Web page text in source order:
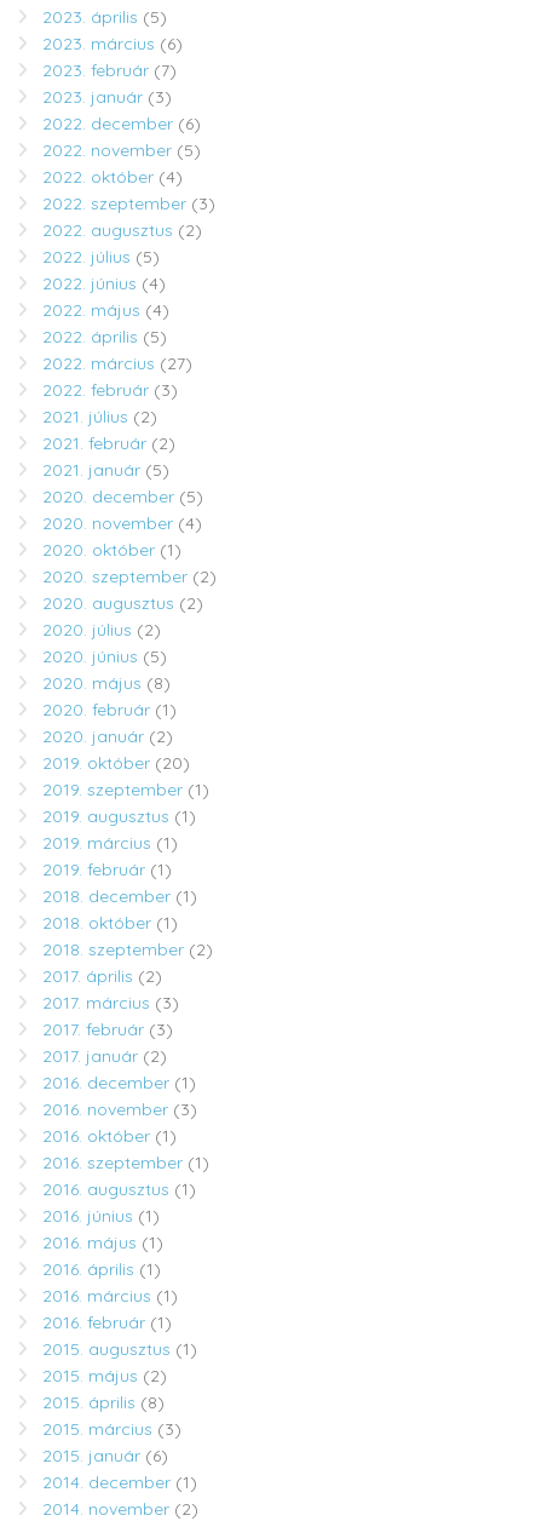
2023. április (5)
2023. március (6)
2023. február (7)
2023. január (3)
2022. december (6)
2022. november (5)
2022. október (4)
2022. szeptember (3)
2022. augusztus (2)
2022. július (5)
2022. június (4)
2022. május (4)
2022. április (5)
2022. március (27)
2022. február (3)
2021. július (2)
2021. február (2)
2021. január (5)
2020. december (5)
2020. november (4)
2020. október (1)
2020. szeptember (2)
2020. augusztus (2)
2020. július (2)
2020. június (5)
2020. május (8)
2020. február (1)
2020. január (2)
2019. október (20)
2019. szeptember (1)
2019. augusztus (1)
2019. március (1)
2019. február (1)
2018. december (1)
2018. október (1)
2018. szeptember (2)
2017. április (2)
2017. március (3)
2017. február (3)
2017. január (2)
2016. december (1)
2016. november (3)
2016. október (1)
2016. szeptember (1)
2016. augusztus (1)
2016. június (1)
2016. május (1)
2016. április (1)
2016. március (1)
2016. február (1)
2015. augusztus (1)
2015. május (2)
2015. április (8)
2015. március (3)
2015. január (6)
2014. december (1)
2014. november (2)